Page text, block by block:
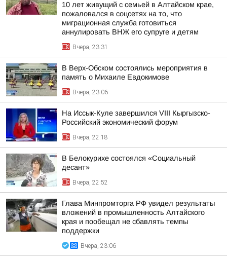
10 лет живущий с семьей в Алтайском крае,
пожаловался в соцсетях на то, что
миграционная служба готовиться
аннулировать ВНЖ его супруге и детям
Вчера, 23:31
В Верх-Обском состоялись мероприятия в
память о Михаиле Евдокимове
Вчера, 23:06
На Иссык-Куле завершился VIII Кыргызско-
Российский экономический форум
Вчера, 22:18
В Белокурихе состоялся «Социальный
десант»
Вчера, 22:52
Глава Минпромторга РФ увидел результаты
вложений в промышленность Алтайского
края и пообещал не сбавлять темпы
поддержки
Вчера, 23:06